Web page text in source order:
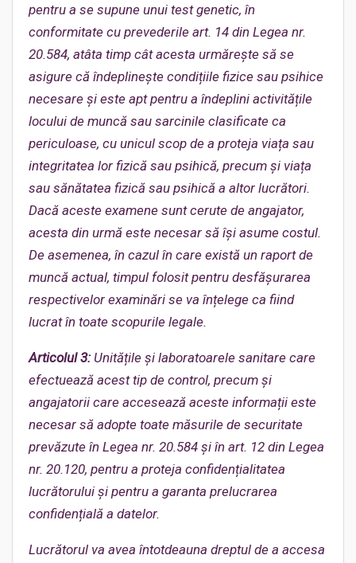
pentru a se supune unui test genetic, în
conformitate cu prevederile art. 14 din Legea nr.
20.584, atâta timp cât acesta urmărește să se
asigure că îndeplinește condițiile fizice sau psihice
necesare și este apt pentru a îndeplini activitățile
locului de muncă sau sarcinile clasificate ca
periculoase, cu unicul scop de a proteja viața sau
integritatea lor fizică sau psihică, precum și viața
sau sănătatea fizică sau psihică a altor lucrători.
Dacă aceste examene sunt cerute de angajator,
acesta din urmă este necesar să își asume costul.
De asemenea, în cazul în care există un raport de
muncă actual, timpul folosit pentru desfășurarea
respectivelor examinări se va înțelege ca fiind
lucrat în toate scopurile legale.
Articolul 3: Unitățile și laboratoarele sanitare care
efectuează acest tip de control, precum și
angajatorii care accesează aceste informații este
necesar să adopte toate măsurile de securitate
prevăzute în Legea nr. 20.584 și în art. 12 din Legea
nr. 20.120, pentru a proteja confidențialitatea
lucrătorului și pentru a garanta prelucrarea
confidențială a datelor.
Lucrătorul va avea întotdeauna dreptul de a accesa